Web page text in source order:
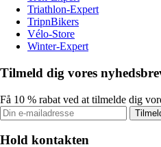
Triathlon-Expert
TripnBikers
Vélo-Store
Winter-Expert
Tilmeld dig vores
Få 10 % rabat ved at tilmelde dig
Hold kontakten